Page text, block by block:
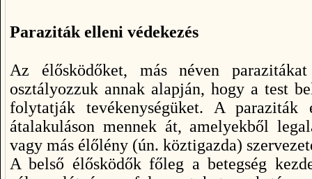
Paraziták elleni védekezés
Az élősködőket, más néven
osztályozzuk annak alapján, hogy a test
folytatják tevékenységüket. A
átalakuláson mennek át, amelyekből
vagy más élőlény (ún. köztigazda)
A belső élősködők főleg a betegség